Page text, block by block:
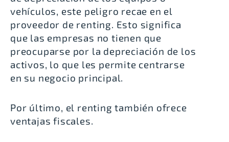
vehículos, este peligro recae en el
proveedor de renting. Esto significa
que las empresas no tienen que
preocuparse por la depreciación de los
activos, lo que les permite centrarse
en su negocio principal.
Por último, el renting también ofrece
ventajas fiscales.